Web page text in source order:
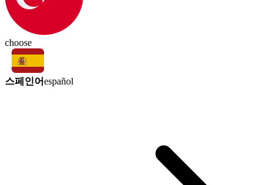
choose
스페인어español